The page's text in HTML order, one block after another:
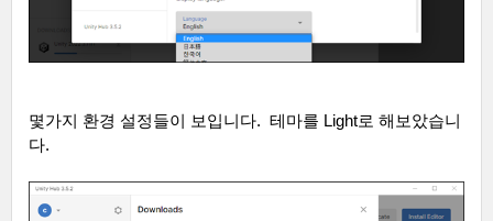
몇가지 환경 설정들이 보입니다. 테마를 Light로 해보았습니
다.